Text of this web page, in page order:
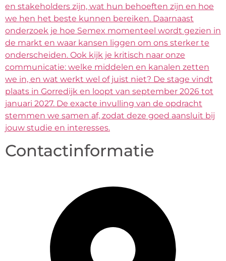
en stakeholders zijn, wat hun behoeften zijn en hoe
we hen het beste kunnen bereiken. Daarnaast
onderzoek je hoe Semex momenteel wordt gezien in
de markt en waar kansen liggen om ons sterker te
onderscheiden. Ook kijk je kritisch naar onze
communicatie: welke middelen en kanalen zetten
we in, en wat werkt wel of juist niet? De stage vindt
plaats in Gorredijk en loopt van september 2026 tot
januari 2027. De exacte invulling van de opdracht
stemmen we samen af, zodat deze goed aansluit bij
jouw studie en interesses.
Contactinformatie